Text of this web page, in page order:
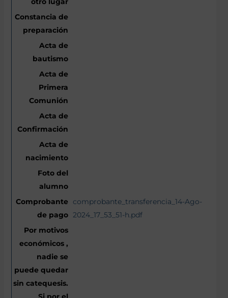
comprobante_transferencia_14-Ago-
2024_17_53_51-h.pdf